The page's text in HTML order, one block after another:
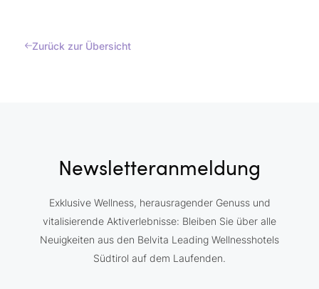
Zurück zur Übersicht
Newsletteranmeldung
Exklusive Wellness, herausragender Genuss und
vitalisierende Aktiverlebnisse: Bleiben Sie über alle
Neuigkeiten aus den Belvita Leading Wellnesshotels
Südtirol auf dem Laufenden.